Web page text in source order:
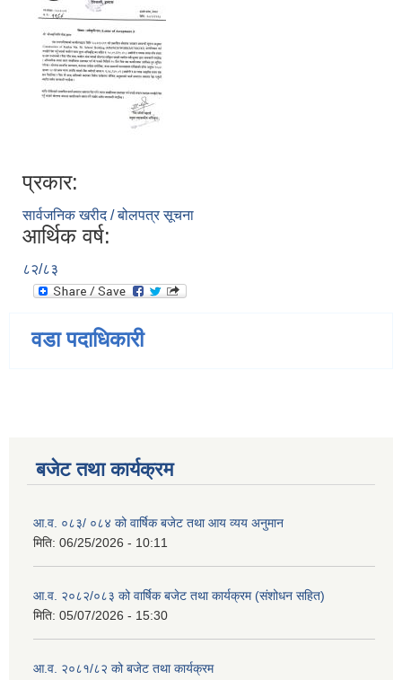
प्रकार:
सार्वजनिक खरीद / बोलपत्र सूचना
आर्थिक वर्ष:
८२/८३
वडा पदाधिकारी
बजेट तथा कार्यक्रम
आ.व. ०८३/ ०८४ को वार्षिक बजेट तथा आय व्यय अनुमान
मिति: 06/25/2026 - 10:11
आ.व. २०८२/०८३ को वार्षिक बजेट तथा कार्यक्रम (संशोधन सहित)
मिति: 05/07/2026 - 15:30
आ.व. २०८१/८२ को बजेट तथा कार्यक्रम